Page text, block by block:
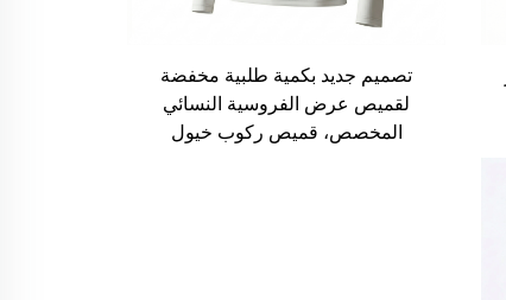
تصميم جديد بكمية طلبية مخفضة
لقميص عرض الفروسية النسائي
المخصص، قميص ركوب خيول